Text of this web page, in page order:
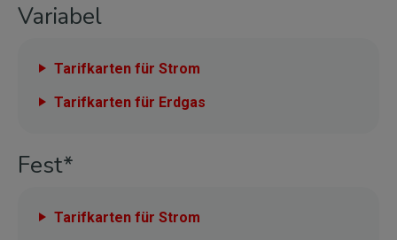
Variabel
Tarifkarten für Strom
Tarifkarten für Erdgas
Fest*
Tarifkarten für Strom